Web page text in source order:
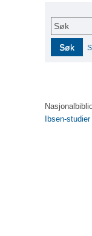
Søk
Søk
Ibsen-studier